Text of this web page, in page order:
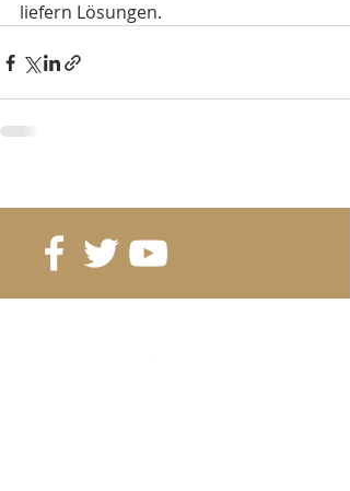
liefern Lösungen.